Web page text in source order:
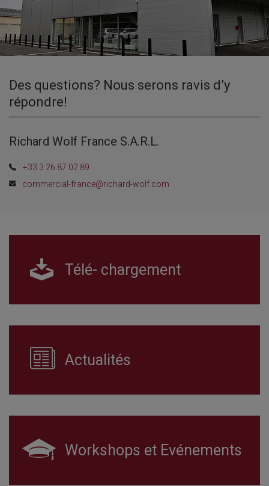
Des questions? Nous serons ravis d’y
répondre!
Richard Wolf France S.A.R.L.
+33 3 26 87 02 89
commercial-france@richard-wolf.com
Télé- chargement
Actualités
Workshops et Evénements